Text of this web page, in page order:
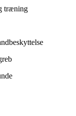
træning